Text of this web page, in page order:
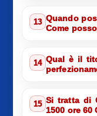
13 Quando
Come
14 Qual è il
15 Si tratta di
1500 ore 60